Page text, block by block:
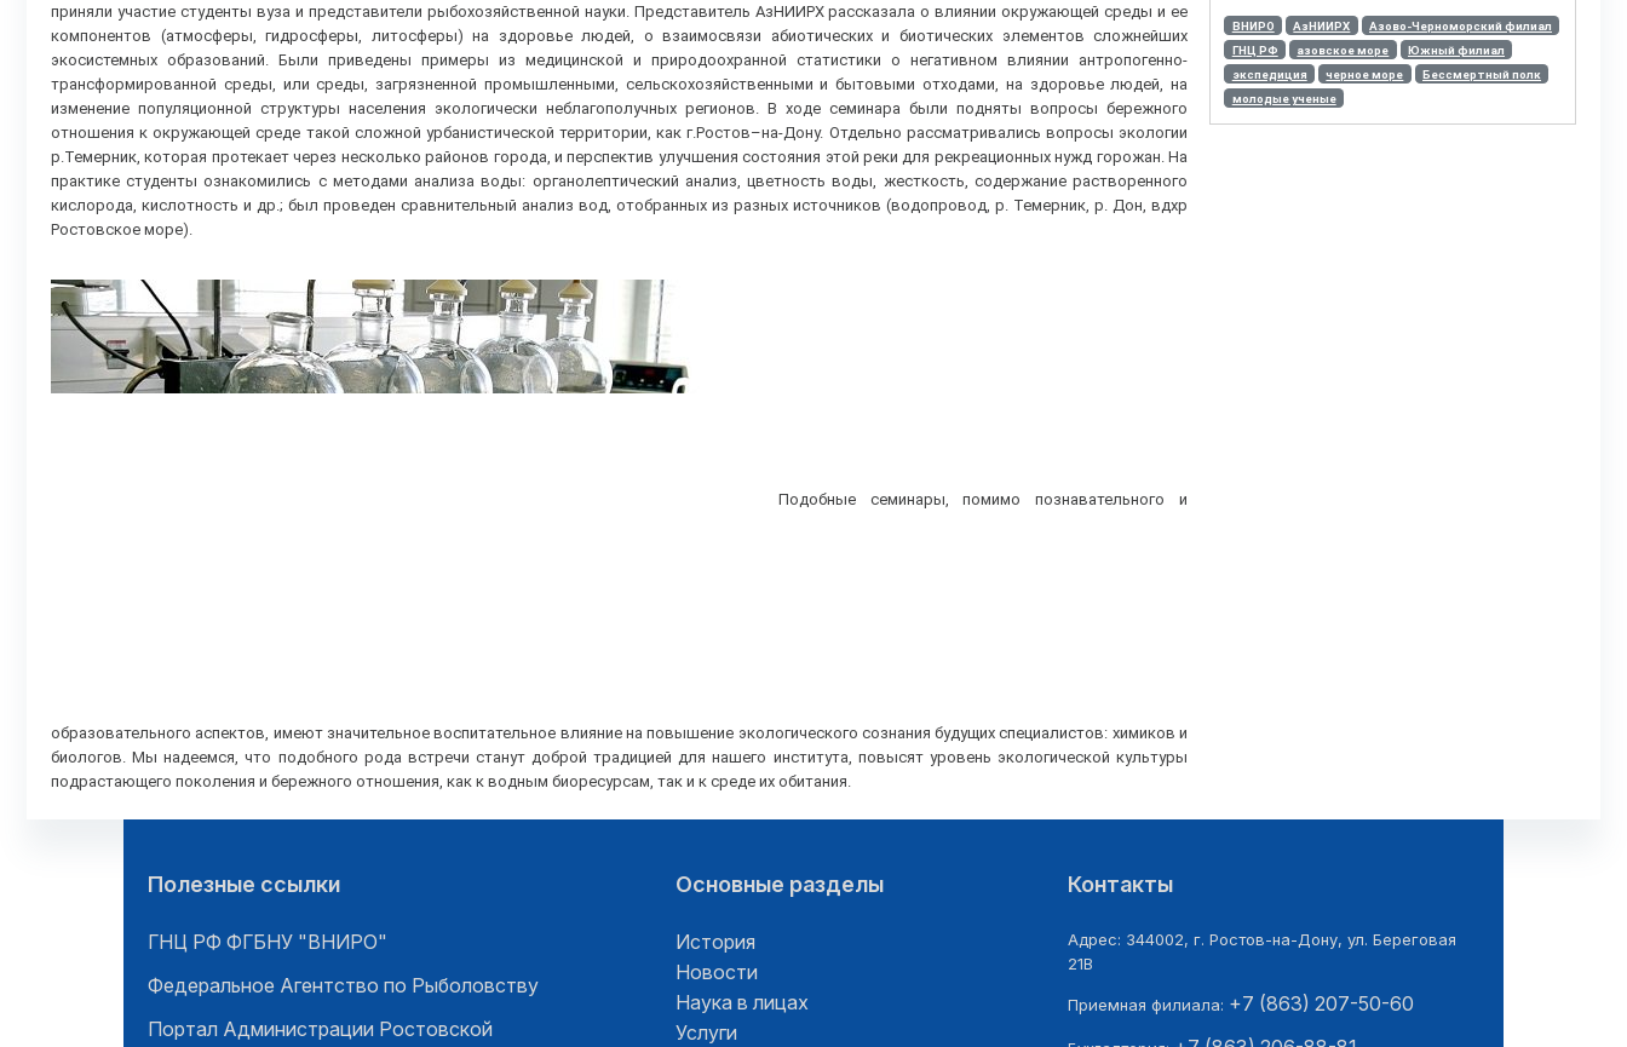
приняли участие студенты вуза и представители рыбохозяйственной науки. Представитель АзНИИРХ рассказала о влиянии окружающей среды и ее
компонентов (атмосферы, гидросферы, литосферы) на здоровье людей, о взаимосвязи абиотических и биотических элементов сложнейших
экосистемных образований. Были приведены примеры из медицинской и природоохранной статистики о негативном влиянии антропогенно-
трансформированной среды, или среды, загрязненной промышленными, сельскохозяйственными и бытовыми отходами, на здоровье людей, на
изменение популяционной структуры населения экологически неблагополучных регионов. В ходе семинара были подняты вопросы бережного
отношения к окружающей среде такой сложной урбанистической территории, как г.Ростов–на-Дону. Отдельно рассматривались вопросы экологии
р.Темерник, которая протекает через несколько районов города, и перспектив улучшения состояния этой реки для рекреационных нужд горожан. На
практике студенты ознакомились с методами анализа воды: органолептический анализ, цветность воды, жесткость, содержание растворенного
кислорода, кислотность и др.; был проведен сравнительный анализ вод, отобранных из разных источников (водопровод, р. Темерник, р. Дон, вдхр
Ростовское море).
Подобные семинары, помимо познавательного и
образовательного аспектов, имеют значительное воспитательное влияние на повышение экологического сознания будущих специалистов: химиков и
биологов. Мы надеемся, что подобного рода встречи станут доброй традицией для нашего института, повысят уровень экологической культуры
подрастающего поколения и бережного отношения, как к водным биоресурсам, так и к среде их обитания.
ВНИРО АзНИИРХ
Азово-Черноморский филиал
ГНЦ РФ
азовское море
Южный филиал
экспедиция
черное море
Бессмертный полк
молодые ученые
Полезные ссылки
ГНЦ РФ ФГБНУ "ВНИРО"
Федеральное Агентство по Рыболовству
Портал Администрации Ростовской
Основные разделы
История
Новости
Наука в лицах
Услуги
Контакты
Адрес: 344002, г. Ростов-на-Дону, ул. Береговая
21В
Приемная филиала: +7 (863) 207-50-60